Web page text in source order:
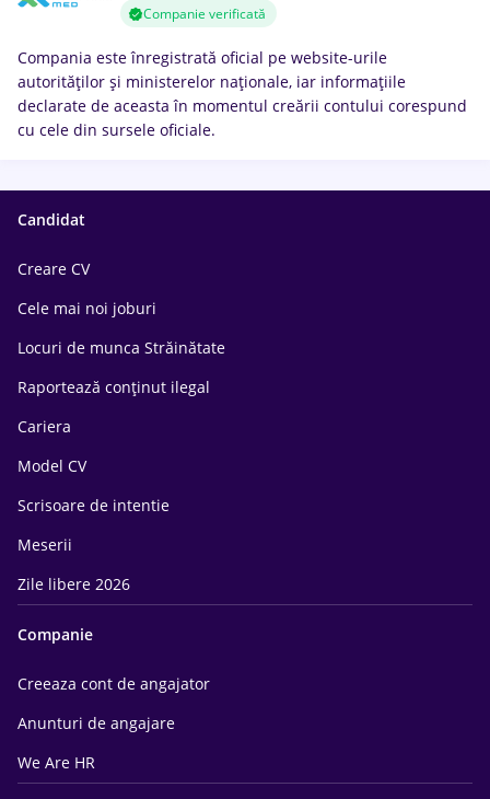
Companie verificată
Compania este înregistrată oficial pe website-urile
autorităților și ministerelor naționale, iar informațiile
declarate de aceasta în momentul creării contului corespund
cu cele din sursele oficiale.
Candidat
Creare CV
Cele mai noi joburi
Locuri de munca Străinătate
Raportează conținut ilegal
Cariera
Model CV
Scrisoare de intentie
Meserii
Zile libere 2026
Companie
Creeaza cont de angajator
Anunturi de angajare
We Are HR